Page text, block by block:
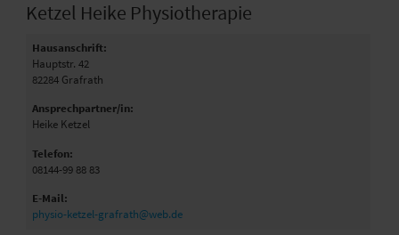
Ketzel Heike Physiotherapie
Hausanschrift:
Hauptstr. 42
82284 Grafrath
Ansprechpartner/in:
Heike Ketzel
Telefon:
08144-99 88 83
E-Mail:
physio-ketzel-grafrath@web.de